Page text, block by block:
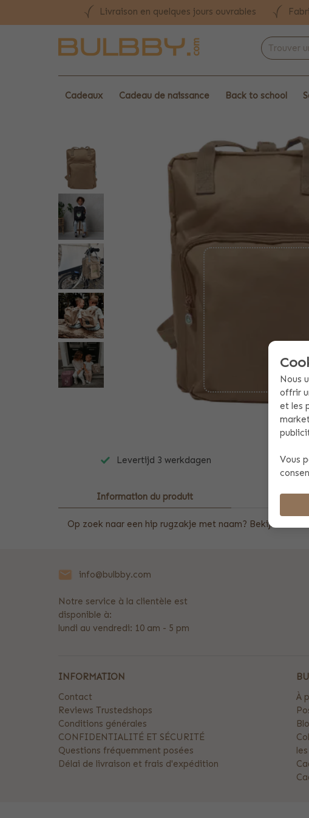
Livraison en quelques jours ouvrables
Cadeaux Cadeau de naissance Back to school
Levertijd 3 werkdagen
Information du produit
Op zoek naar een hip rugzakje met naam? Bekijk dan
info@bulbby.com
Notre service à la clientèle est
disponible à:
lundi au vendredi: 10 am - 5 pm
INFORMATION
Contact
Reviews Trustedshops
Conditions générales
CONFIDENTIALITÉ ET SÉCURITÉ
Questions fréquemment posées
Délai de livraison et frais d'expédition
À
Nous
offrir
et les
Vous